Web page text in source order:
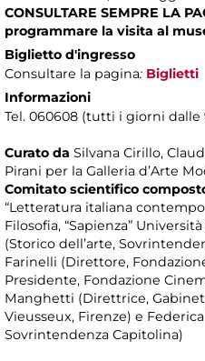
CONSULTARE SEMPRE LA
programmare la visita al
Biglietto d'ingresso
Consultare la pagina: Biglietti
Informazioni
Tel. 060608 (tutti i giorni dalle
Curato da Silvana Cirillo,
Pirani per la Galleria d’Arte
Comitato scientifico
“Letteratura italiana
Filosofia, “Sapienza”
(Storico dell’arte,
Farinelli (Direttore,
Presidente, Fondazione
Manghetti (Direttrice,
Vieusseux, Firenze) e
Sovrintendenza Capitolina)